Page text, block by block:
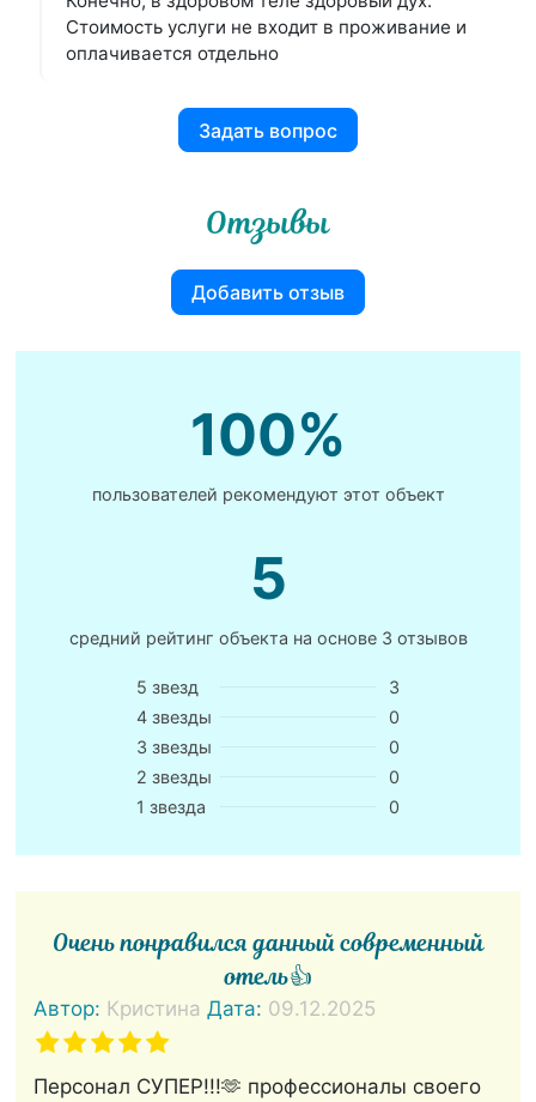
Стоимость услуги не входит в проживание и
оплачивается отдельно
Задать вопрос
Отзывы
Добавить отзыв
100%
пользователей рекомендуют этот объект
5
средний рейтинг объекта на основе 3 отзывов
5 звезд
3
4 звезды
0
3 звезды
0
2 звезды
0
1 звезда
0
Очень понравился данный современный
отель👍
Автор: Кристина Дата: 09.12.2025
Персонал СУПЕР!!!🫶 профессионалы своего